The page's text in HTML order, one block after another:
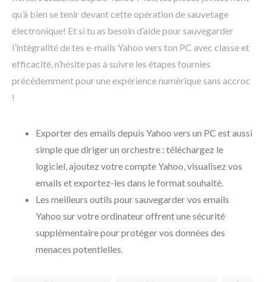
qu’à bien se tenir devant cette opération de sauvetage
électronique! Et si tu as besoin d’aide pour sauvegarder
l’intégralité de tes e-mails Yahoo vers ton PC avec classe et
efficacité, n’hésite pas à suivre les étapes fournies
précédemment pour une expérience numérique sans accroc
!
Exporter des emails depuis Yahoo vers un PC est aussi
simple que diriger un orchestre : téléchargez le
logiciel, ajoutez votre compte Yahoo, visualisez vos
emails et exportez-les dans le format souhaité.
Les meilleurs outils pour sauvegarder vos emails
Yahoo sur votre ordinateur offrent une sécurité
supplémentaire pour protéger vos données des
menaces potentielles.